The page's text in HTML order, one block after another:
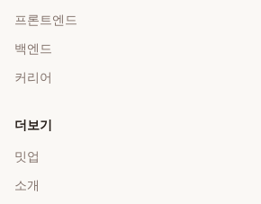
프론트엔드
백엔드
커리어
더보기
밋업
소개